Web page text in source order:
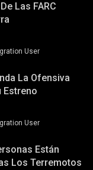
Las FARC
User
La Ofensiva
Estreno
User
Están
Los Terremotos